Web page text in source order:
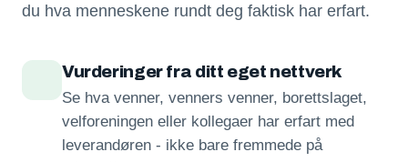
du hva menneskene rundt deg faktisk har erfart.
Vurderinger fra ditt eget nettverk
Se hva venner, venners venner, borettslaget,
velforeningen eller kollegaer har erfart med
leverandøren - ikke bare fremmede på